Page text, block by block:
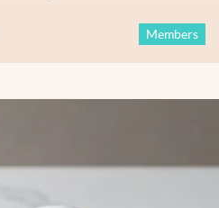
Members